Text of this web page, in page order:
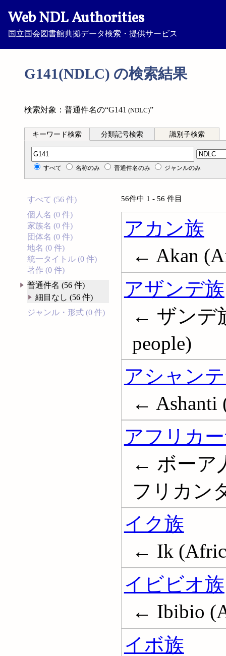
Web NDL Authorities
国立国会図書館典拠データ検索・提供サービス
G141(NDLC) の検索結果
検索対象：普通件名の“G141 (NDLC)”
キーワード検索 分類記号検索 識別子検索
分類記号検索
すべて 名称のみ 普通件名のみ ジャンルのみ
すべて (56 件)
個人名 (0 件)
家族名 (0 件)
団体名 (0 件)
地名 (0 件)
統一タイトル (0 件)
著作 (0 件)
普通件名 (56 件)
細目なし (56 件)
ジャンル・形式 (0 件)
56件中 1 - 56 件目
アカン族
← Akan
アザンデ族
← ザンデ
people)
アシャン
← Ashanti
アフリカ
← ボーア
フリカン
イク族
← Ik
イビビオ族
← Ibibio
イボ族